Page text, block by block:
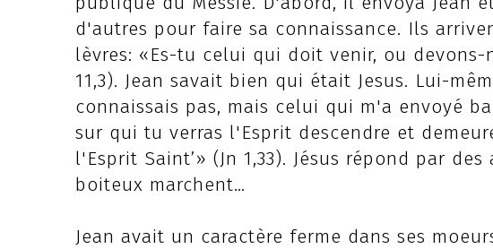
d'autres pour faire sa connaissance. Ils
lèvres: «Es-tu celui qui doit venir, ou
11,3). Jean savait bien qui était Jesus. Lui-
connaissais pas, mais celui qui m'a envoyé
sur qui tu verras l'Esprit descendre et
l'Esprit Saint’» (Jn 1,33). Jésus répond par
boiteux marchent…
Jean avait un caractère ferme dans ses